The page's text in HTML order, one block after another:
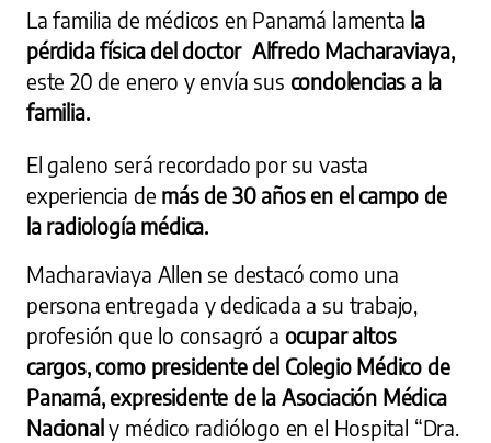
La familia de médicos en Panamá lamenta la
pérdida física del doctor Alfredo Macharaviaya,
este 20 de enero y envía sus condolencias a la
familia.
El galeno será recordado por su vasta
experiencia de más de 30 años en el campo de
la radiología médica.
Macharaviaya Allen se destacó como una
persona entregada y dedicada a su trabajo,
profesión que lo consagró a ocupar altos
cargos, como presidente del Colegio Médico de
Panamá, expresidente de la Asociación Médica
Nacionaly médico radiólogo en el Hospital “Dra.